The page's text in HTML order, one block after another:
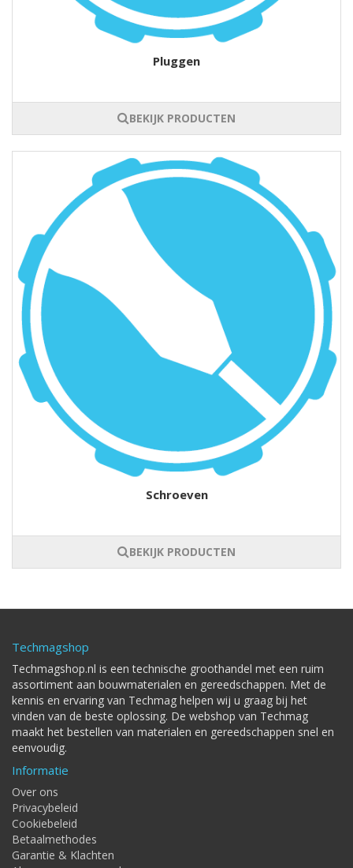
Pluggen
BEKIJK PRODUCTEN
Schroeven
BEKIJK PRODUCTEN
Techmagshop
Techmagshop.nl is een technische groothandel met een ruim
assortiment aan bouwmaterialen en gereedschappen. Met de
kennis en ervaring van Techmag helpen wij u graag bij het
vinden van de beste oplossing. De webshop van Techmag
maakt het bestellen van materialen en gereedschappen snel en
eenvoudig.
Informatie
Over ons
Privacybeleid
Cookiebeleid
Betaalmethodes
Garantie & Klachten